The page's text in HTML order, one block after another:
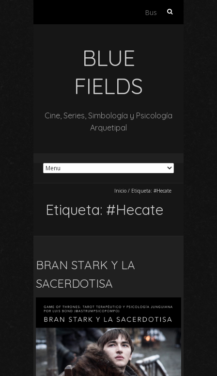
Buscar:
BLUE
FIELDS
Cine, Series, Simbología y Psicología
Arquetipal
Inicio / Etiqueta: #Hecate
Etiqueta: #Hecate
BRAN STARK Y LA
SACERDOTISA